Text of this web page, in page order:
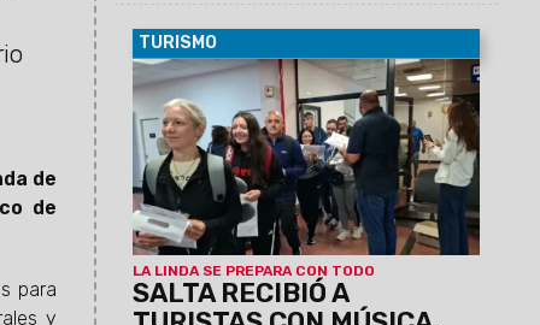
de
de
para
y
TURISMO
LA LINDA SE PREPARA CON TODO
SALTA RECIBIÓ A
02/04/2026 Con una cálida bienvenida
en el aeropuerto, la ciudad desplegó todo
su color y cultura para recibir a
visitantes de distintos puntos del país,
anticipando una agenda cargada de
actividades religiosas, culturales y
turísticas durante este fin de semana
largo.